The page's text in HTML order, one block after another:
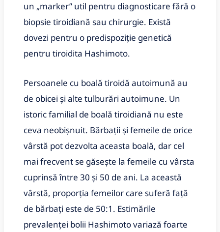
un „marker” util pentru diagnosticare fără o
biopsie tiroidiană sau chirurgie. Există
dovezi pentru o predispoziție genetică
pentru tiroidita Hashimoto.
Persoanele cu boală tiroidă autoimună au
de obicei și alte tulburări autoimune. Un
istoric familial de boală tiroidiană nu este
ceva neobișnuit. Bărbații și femeile de orice
vârstă pot dezvolta aceasta boală, dar cel
mai frecvent se găsește la femeile cu vârsta
cuprinsă între 30 și 50 de ani. La această
vârstă, proporția femeilor care suferă față
de bărbați este de 50:1. Estimările
prevalenței bolii Hashimoto variază foarte